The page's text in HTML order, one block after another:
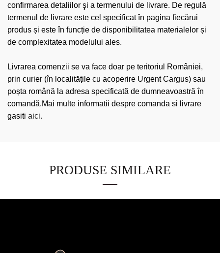
confirmarea detaliilor şi a termenului de livrare. De regulă
termenul de livrare este cel specificat în pagina fiecărui
produs și este în funcție de disponibilitatea materialelor și
de complexitatea modelului ales.
Livrarea comenzii se va face doar pe teritoriul României,
prin curier (în localitățile cu acoperire Urgent Cargus) sau
poșta română la adresa specificată de dumneavoastră în
comandă.Mai multe informatii despre comanda si livrare
gasiti aici.
PRODUSE SIMILARE